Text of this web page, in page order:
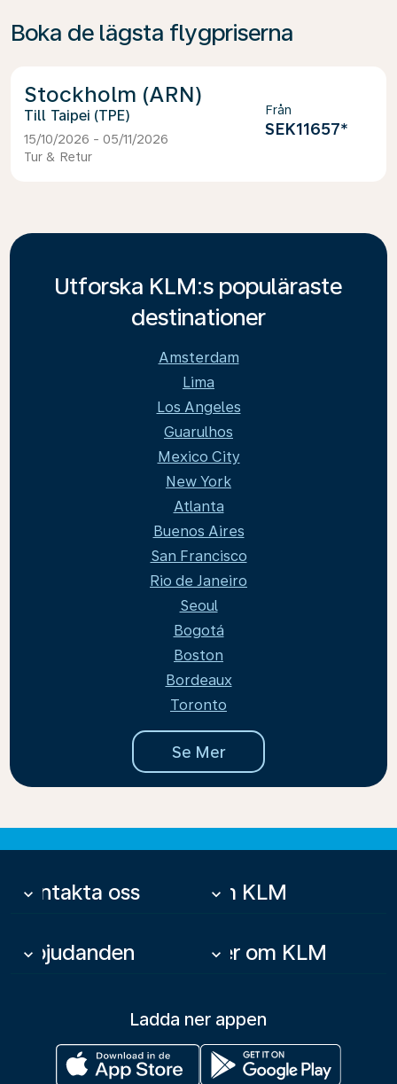
Boka de lägsta flygpriserna
Stockholm (ARN)
Taipei (TPE)
15/10/2026 - 05/11/2026
Tur & Retur
Från
SEK11657*
Utforska KLM:s populäraste
destinationer
Amsterdam
Lima
Los Angeles
Guarulhos
Mexico City
New York
Atlanta
Buenos Aires
San Francisco
Rio de Janeiro
Seoul
Bogotá
Boston
Bordeaux
Toronto
Se Mer
Kontakta oss
keyboard_arrow_down Om KLM
keyboard_arrow_down
Erbjudanden
keyboard_arrow_down Mer om KLM
keyboard_arrow_down
Ladda ner appen